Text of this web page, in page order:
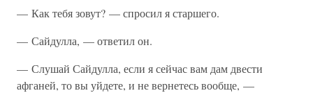
— Как тебя зовут? — спросил я старшего.
— Сайдулла, — ответил он.
— Слушай Сайдулла, если я сейчас вам дам двести
афганей, то вы уйдете, и не вернетесь вообще, —